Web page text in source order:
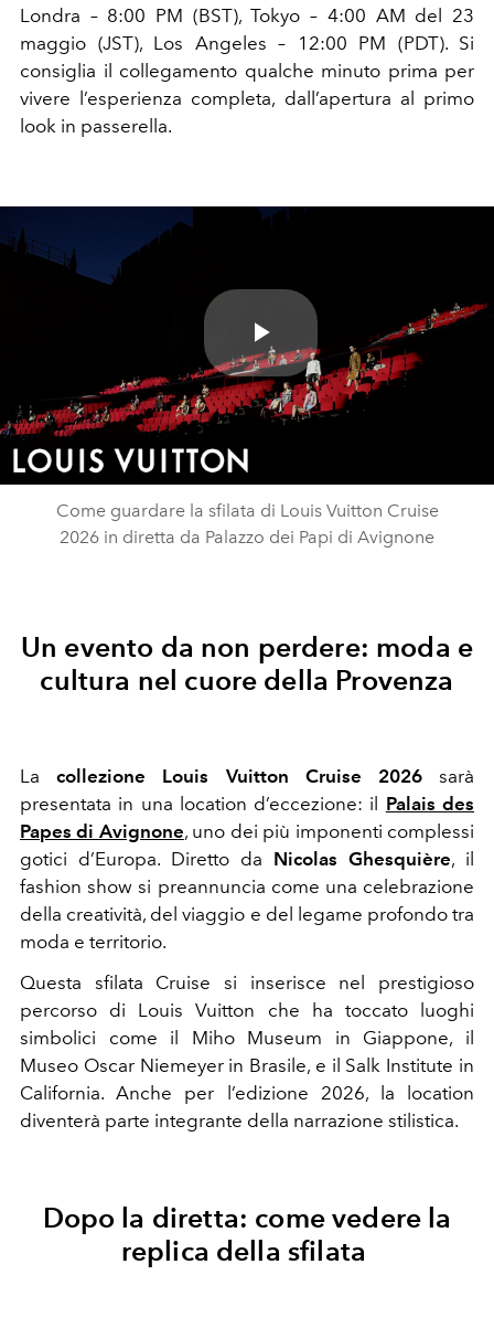
Londra – 8:00 PM (BST), Tokyo – 4:00 AM del 23
maggio (JST), Los Angeles – 12:00 PM (PDT). Si
consiglia il collegamento qualche minuto prima per
vivere l’esperienza completa, dall’apertura al primo
look in passerella.
Play
Come guardare la sfilata di Louis Vuitton Cruise
2026 in diretta da Palazzo dei Papi di Avignone
Un evento da non perdere: moda e
cultura nel cuore della Provenza
Lacollezione Louis Vuitton Cruise 2026sarà
presentata in una location d’eccezione: il Palais des
Papes di Avignone, uno dei più imponenti complessi
gotici d’Europa. Diretto da Nicolas Ghesquière, il
fashion show si preannuncia come una celebrazione
della creatività, del viaggio e del legame profondo tra
moda e territorio.
Questa sfilata Cruise si inserisce nel prestigioso
percorso di Louis Vuitton che ha toccato luoghi
simbolici come il Miho Museum in Giappone, il
Museo Oscar Niemeyer in Brasile, e il Salk Institute in
California. Anche per l’edizione 2026, la location
diventerà parte integrante della narrazione stilistica.
Dopo la diretta: come vedere la
replica della sfilata